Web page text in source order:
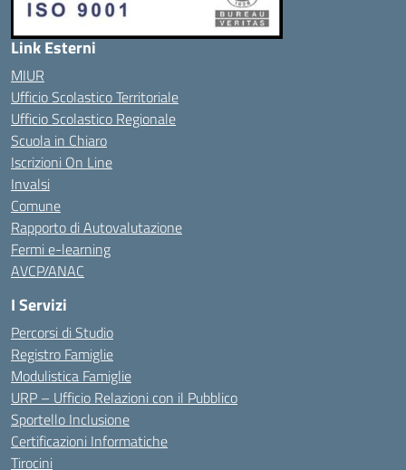
Link Esterni
MIUR
Ufficio Scolastico Territoriale
Ufficio Scolastico Regionale
Scuola in Chiaro
Iscrizioni On Line
Invalsi
Comune
Rapporto di Autovalutazione
Fermi e-learning
AVCP/ANAC
I Servizi
Percorsi di Studio
Registro Famiglie
Modulistica Famiglie
URP – Ufficio Relazioni con il Pubblico
Sportello Inclusione
Certificazioni Informatiche
Tirocini